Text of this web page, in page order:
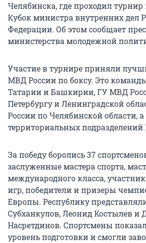
Челябинска, где проходил турнир
Кубок министра внутренних дел
Федерации. Об этом сообщает
министерства молодежной
Участие в турнире приняли
МВД России по боксу. Это
Татарии и Башкирии, ГУ МВД
Петербургу и Ленинградской
России по Челябинской области,
территориальных
За победу боролись 37
заслуженные мастера спорта,
международного класса,
игр, победители и призеры
Европы. Республику
Субханкулов, Леонид Костылев и
Насретдинов. Спортсмены
уровень подготовки и смогли